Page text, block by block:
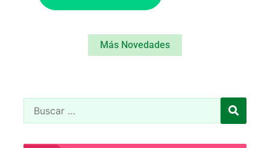
Más Novedades